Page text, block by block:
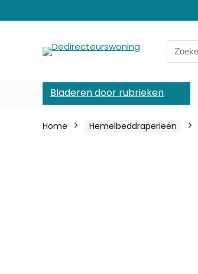
Search
for:
Bladeren door rubrieken
Home Hemelbeddraperieën